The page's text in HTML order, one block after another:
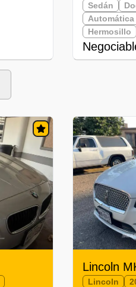
Sedán
Automática
Hermosillo
Lincoln
Lincoln